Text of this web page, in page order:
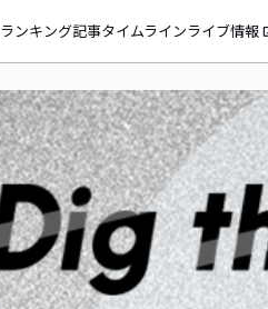
ランキング記事タイムラインライブ情報